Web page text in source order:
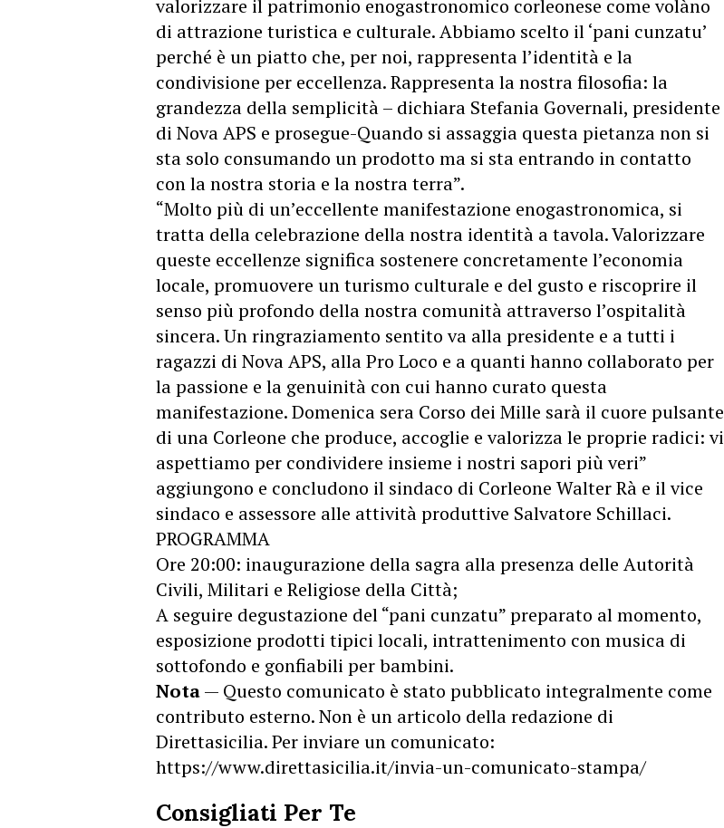
valorizzare il patrimonio enogastronomico corleonese come volàno
di attrazione turistica e culturale. Abbiamo scelto il ‘pani cunzatu’
perché è un piatto che, per noi, rappresenta l’identità e la
condivisione per eccellenza. Rappresenta la nostra filosofia: la
grandezza della semplicità – dichiara Stefania Governali, presidente
di Nova APS e prosegue-Quando si assaggia questa pietanza non si
sta solo consumando un prodotto ma si sta entrando in contatto
con la nostra storia e la nostra terra”.
“Molto più di un’eccellente manifestazione enogastronomica, si
tratta della celebrazione della nostra identità a tavola. Valorizzare
queste eccellenze significa sostenere concretamente l’economia
locale, promuovere un turismo culturale e del gusto e riscoprire il
senso più profondo della nostra comunità attraverso l’ospitalità
sincera. Un ringraziamento sentito va alla presidente e a tutti i
ragazzi di Nova APS, alla Pro Loco e a quanti hanno collaborato per
la passione e la genuinità con cui hanno curato questa
manifestazione. Domenica sera Corso dei Mille sarà il cuore pulsante
di una Corleone che produce, accoglie e valorizza le proprie radici: vi
aspettiamo per condividere insieme i nostri sapori più veri”
aggiungono e concludono il sindaco di Corleone Walter Rà e il vice
sindaco e assessore alle attività produttive Salvatore Schillaci.
PROGRAMMA
Ore 20:00: inaugurazione della sagra alla presenza delle Autorità
Civili, Militari e Religiose della Città;
A seguire degustazione del “pani cunzatu” preparato al momento,
esposizione prodotti tipici locali, intrattenimento con musica di
sottofondo e gonfiabili per bambini.
Nota— Questo comunicato è stato pubblicato integralmente come
contributo esterno. Non è un articolo della redazione di
Direttasicilia. Per inviare un comunicato:
https://www.direttasicilia.it/invia-un-comunicato-stampa/
Consigliati Per Te